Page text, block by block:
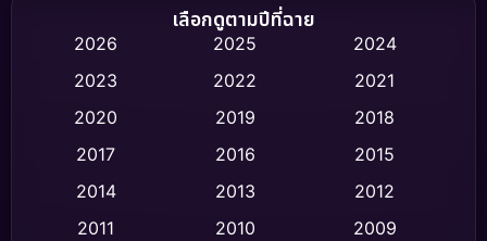
Biography ชีวิตจริง
Classic หนังคลาสสิก (47)
Comedy ตลก (454)
เลือกดูตามปีที่ฉาย
2026 2025
2024
2023
2022
2021
2020
2019
2018
2017
2016
2015
2014
2013
2012
2011
2010
2009